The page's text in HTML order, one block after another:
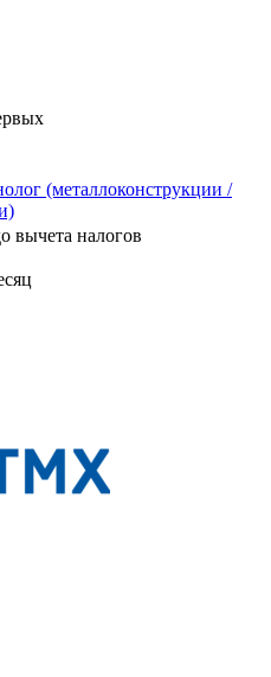
(металлоконструкции /
вычета налогов